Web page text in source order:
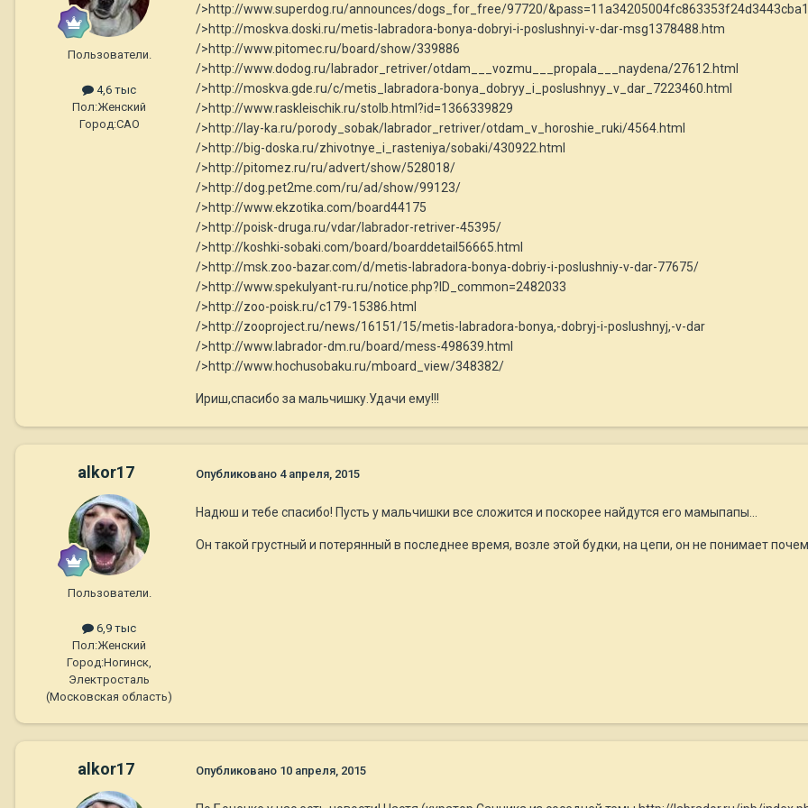
Пользователи.
4,6 тыс
Пол:Женский
Город:САО
/>http://www.superdog.ru/announces/dogs_for_free/97720/
/>http://moskva.doski.ru/metis-labradora-bonya-dobryi-i-poslushnyi-v-dar-msg1378488.htm
/>http://www.pitomec.ru/board/show/339886
/>http://www.dodog.ru/labrador_retriver/otdam___vozmu___propala___naydena/27612.html
/>http://moskva.gde.ru/c/metis_labradora-bonya_dobryy_i_poslushnyy_v_dar_7223460.html
/>http://www.raskleischik.ru/stolb.html?id=1366339829
/>http://lay-ka.ru/porody_sobak/labrador_retriver/otdam_v_horoshie_ruki/4564.html
/>http://big-doska.ru/zhivotnye_i_rasteniya/sobaki/430922.html
/>http://pitomez.ru/ru/advert/show/528018/
/>http://dog.pet2me.com/ru/ad/show/99123/
/>http://www.ekzotika.com/board44175
/>http://poisk-druga.ru/vdar/labrador-retriver-45395/
/>http://koshki-sobaki.com/board/boarddetail56665.html
/>http://msk.zoo-bazar.com/d/metis-labradora-bonya-dobriy-i-poslushniy-v-dar-77675/
/>http://www.spekulyant-ru.ru/notice.php?ID_common=2482033
/>http://zoo-poisk.ru/c179-15386.html
/>http://zooproject.ru/news/16151/15/metis-labradora-bonya,-dobryj-i-poslushnyj,-v-dar
/>http://www.labrador-dm.ru/board/mess-498639.html
/>http://www.hochusobaku.ru/mboard_view/348382/
Ириш,спасибо за мальчишку.Удачи ему!!!
alkor17
Пользователи.
6,9 тыс
Пол:Женский
Город:Ногинск,
Электросталь
(Московская область)
Опубликовано 4 апреля, 2015
Надюш и тебе спасибо! Пусть у мальчишки все сложится и поскорее найдутся его мамыпапы...
Он такой грустный и потерянный в последнее время, возле этой будки, на цепи, он не понимает
alkor17 Опубликовано 10 апреля, 2015